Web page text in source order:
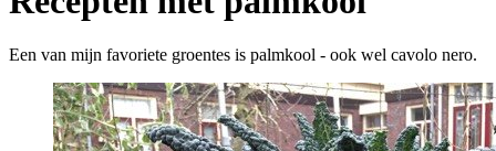
Een van mijn favoriete groentes is palmkool - ook wel cavolo nero.